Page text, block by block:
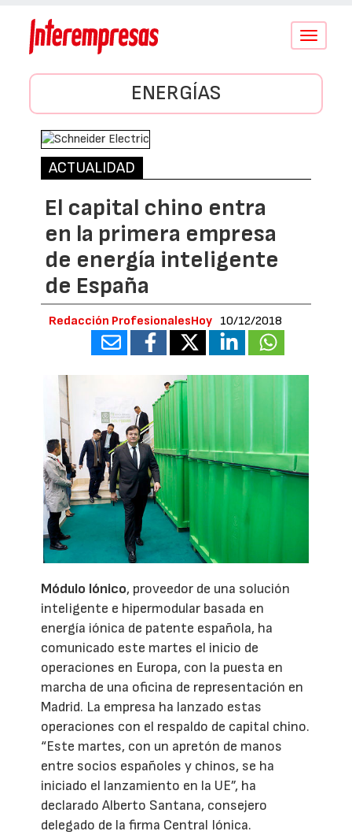
Conmutar
ENERGÍAS
ACTUALIDAD
El capital chino entra
en la primera empresa
de energía inteligente
de España
Redacción ProfesionalesHoy 10/12/2018
Módulo Iónico, proveedor de una solución
inteligente e hipermodular basada en
energía iónica de patente española, ha
comunicado este martes el inicio de
operaciones en Europa, con la puesta en
marcha de una oficina de representación en
Madrid. La empresa ha lanzado estas
operaciones con el respaldo de capital chino.
“Este martes, con un apretón de manos
entre socios españoles y chinos, se ha
iniciado el lanzamiento en la UE”, ha
declarado Alberto Santana, consejero
delegado de la firma Central Iónica.